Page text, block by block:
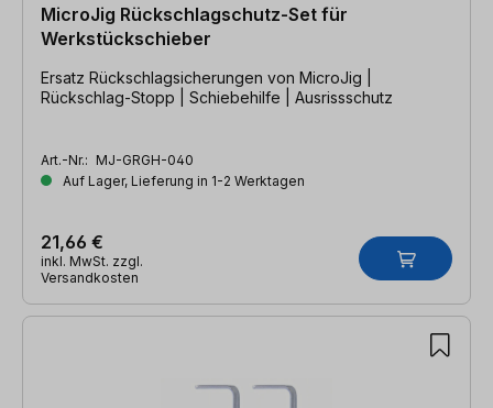
MicroJig Rückschlagschutz-Set für
Werkstückschieber
Ersatz Rückschlagsicherungen von MicroJig |
Rückschlag-Stopp | Schiebehilfe | Ausrissschutz
Art.-Nr.: MJ-GRGH-040
Auf Lager, Lieferung in 1-2 Werktagen
21,66 €
inkl. MwSt. zzgl.
Versandkosten